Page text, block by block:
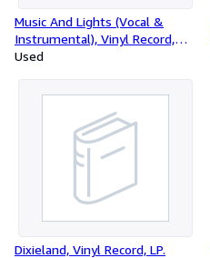
Music And Lights (Vocal &
Instrumental), Vinyl Record,
Maxi-Single.
Used
Dixieland, Vinyl Record, LP.